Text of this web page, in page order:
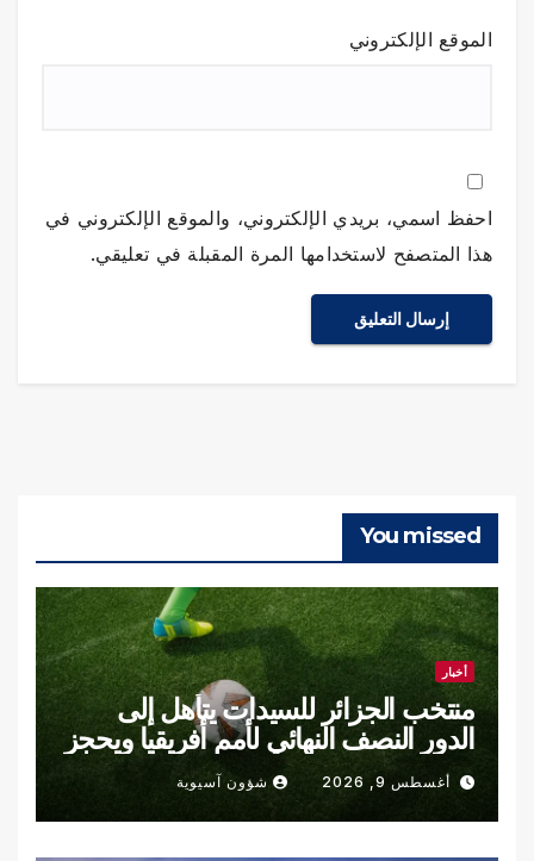
الموقع الإلكتروني
احفظ اسمي، بريدي الإلكتروني، والموقع الإلكتروني في
هذا المتصفح لاستخدامها المرة المقبلة في تعليقي.
You missed
أخبار
منتخب الجزائر للسيدات يتأهل إلى
الدور النصف النهائي لأمم أفريقيا ويحجز
مقعده في مونديال 2027
أغسطس 9, 2026 شؤون آسيوية